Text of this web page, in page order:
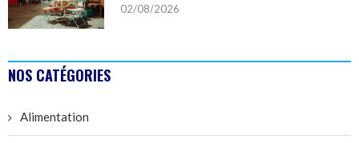
02/08/2026
NOS CATÉGORIES
Alimentation